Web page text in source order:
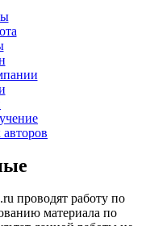
проводят работу по
материала по